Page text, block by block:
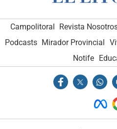
Campolitoral Revista
Podcasts Mirador Provincial
Notife